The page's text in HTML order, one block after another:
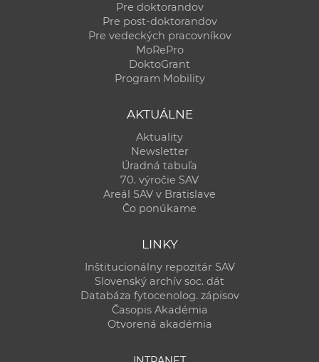
Pre doktorandov
Pre post-doktorandov
Pre vedeckých pracovníkov
MoRePro
DoktoGrant
Program Mobility
AKTUÁLNE
Aktuality
Newsletter
Úradná tabuľa
70. výročie SAV
Areál SAV v Bratislave
Čo ponúkame
LINKY
Inštitucionálny repozitár SAV
Slovenský archív soc. dát
Databáza fytocenolog. zápisov
Časopis Akadémia
Otvorená akadémia